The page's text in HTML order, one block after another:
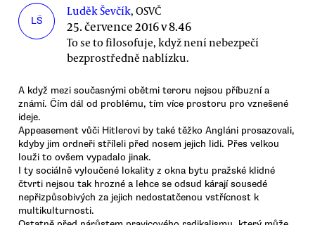
LŠ
Luděk Ševčík, OSVČ
25. července 2016 v 8.46
To se to filosofuje, když není nebezpečí
bezprostředně nablízku.
A když mezi současnými obětmi teroru nejsou příbuzní a
známí. Čím dál od problému, tím více prostoru pro vznešené
ideje.
Appeasement vůči Hitlerovi by také těžko Angláni prosazovali,
kdyby jim ordneři stříleli před nosem jejich lidi. Přes velkou
louži to ovšem vypadalo jinak.
I ty sociálně vyloučené lokality z okna bytu pražské klidné
čtvrti nejsou tak hrozné a lehce se odsud kárají sousedé
nepřizpůsobivých za jejich nedostatčenou vstřícnost k
multikulturnosti.